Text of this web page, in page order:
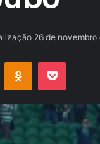
26 de novembro
OK Pocket